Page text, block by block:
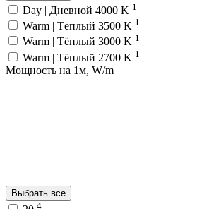
Day | Дневной 4000 K 1
Warm | Тёплый 3500 K 1
Warm | Тёплый 3000 K 1
Warm | Тёплый 2700 K 1
Мощность на 1м, W/m
Выбрать все
4